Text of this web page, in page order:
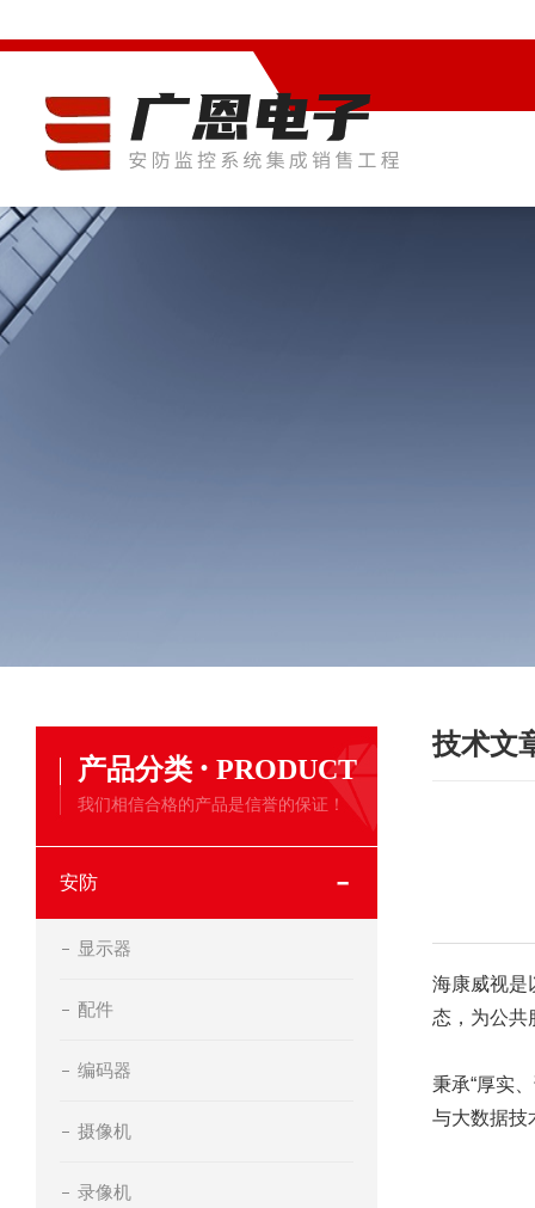
产品分类 · PRODUCT
我们相信合格的产品是信誉的保证！
安防
显示器
配件
编码器
摄像机
录像机
技术文
海康威视是
态，为公共
秉承“厚实
与大数据技